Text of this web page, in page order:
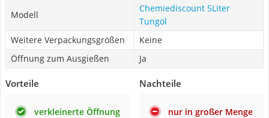
Modell
Chemiediscount 5Liter
Tungöl
Weitere Verpackungsgrößen
Keine
Öffnung zum Ausgießen
Ja
Vorteile
verkleinerte Öffnung
Nachteile
nur in großer Menge